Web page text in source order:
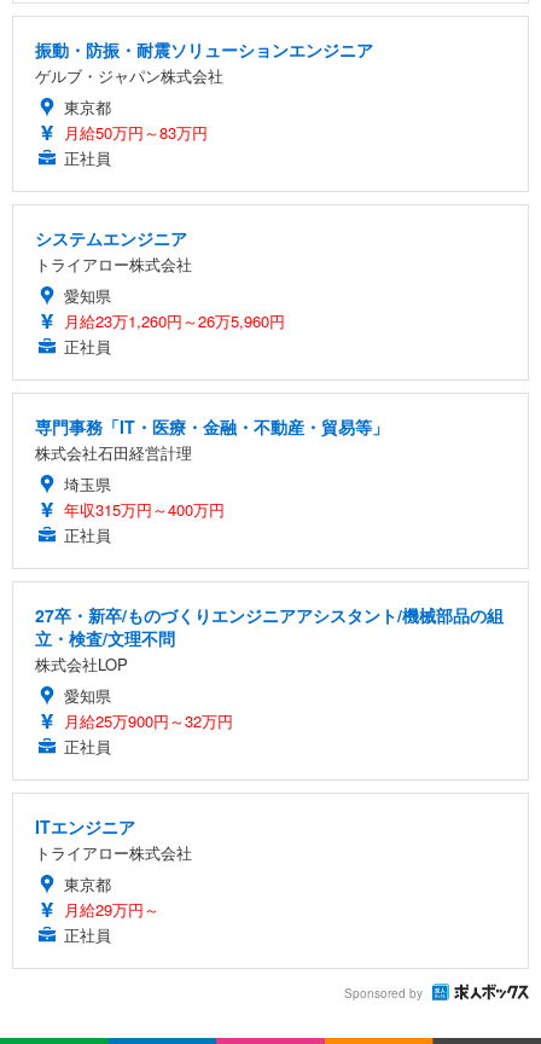
振動・防振・耐震ソリューションエンジニア
ゲルブ・ジャパン株式会社
東京都
月給50万円～83万円
正社員
システムエンジニア
トライアロー株式会社
愛知県
月給23万1,260円～26万5,960円
正社員
専門事務「IT・医療・金融・不動産・貿易等」
株式会社石田経営計理
埼玉県
年収315万円～400万円
正社員
27卒・新卒/ものづくりエンジニアアシスタント/機械部品の組
立・検査/文理不問
株式会社LOP
愛知県
月給25万900円～32万円
正社員
ITエンジニア
トライアロー株式会社
東京都
月給29万円～
正社員
Sponsored by